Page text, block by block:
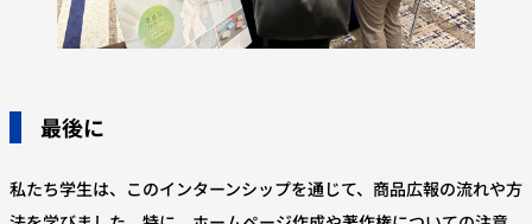
最後に
私たち学生は、このインターンシップを通じて、商品広報の流れや方